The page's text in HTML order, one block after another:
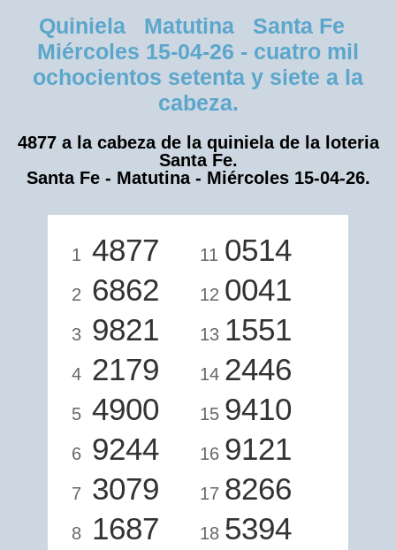
Quiniela Matutina Santa Fe
Miércoles 15-04-26 - cuatro mil
ochocientos setenta y siete a la
cabeza.
4877 a la cabeza de la quiniela de la loteria
Santa Fe.
Santa Fe - Matutina - Miércoles 15-04-26.
1 4877
2 6862
3 9821
4 2179
5 4900
6 9244
7 3079
8 1687
11 0514
12 0041
13 1551
14 2446
15 9410
16 9121
17 8266
18 5394